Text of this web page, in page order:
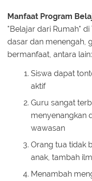
Manfaat Program
"Belajar dari Rumah"
dasar dan menengah,
bermanfaat, antara lain:
Siswa dapat
aktif
Guru sangat
menyenangkan
wawasan
Orang tua tidak
anak, tambah
Menambah